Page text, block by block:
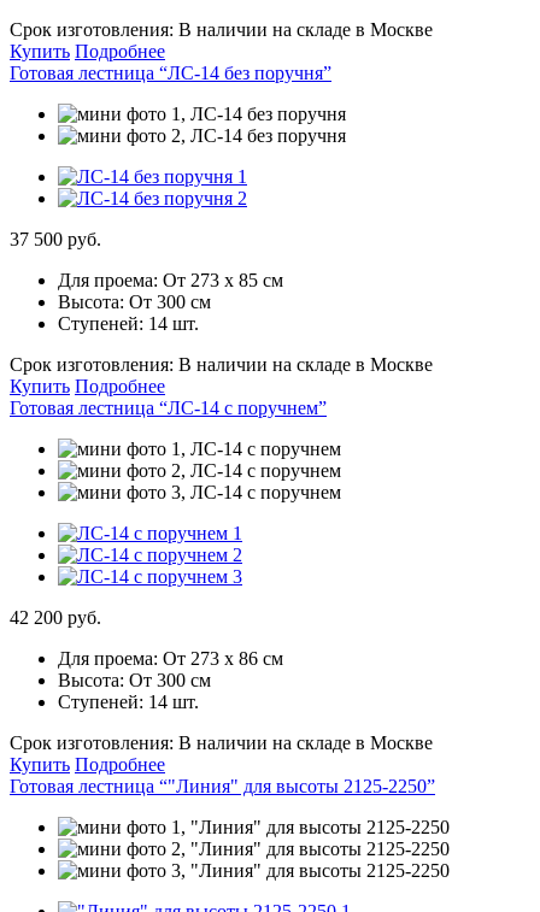
Срок изготовления: В наличии на складе в Москве
Купить Подробнее
Готовая лестница “ЛС-14 без поручня”
37 500 руб.
Для проема: От 273 х 85 см
Высота: От 300 см
Ступеней: 14 шт.
Срок изготовления: В наличии на складе в Москве
Купить Подробнее
Готовая лестница “ЛС-14 с поручнем”
42 200 руб.
Для проема: От 273 х 86 см
Высота: От 300 см
Ступеней: 14 шт.
Срок изготовления: В наличии на складе в Москве
Купить Подробнее
Готовая лестница “"Линия" для высоты 2125-2250”